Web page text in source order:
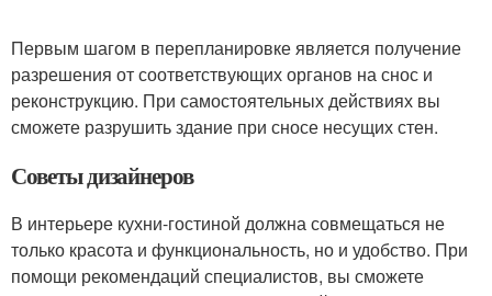
Первым шагом в перепланировке является получение
разрешения от соответствующих органов на снос и
реконструкцию. При самостоятельных действиях вы
сможете разрушить здание при сносе несущих стен.
Советы дизайнеров
В интерьере кухни-гостиной должна совмещаться не
только красота и функциональность, но и удобство. При
помощи рекомендаций специалистов, вы сможете